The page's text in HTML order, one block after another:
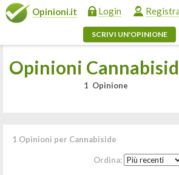
Opinioni.it Login
SCRIVI UN'OPINIONE
Opinioni
1 Opinione
1 Opinioni per Cannabiside
Ordina: